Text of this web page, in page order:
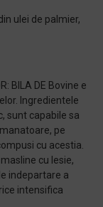
ulei de palmier,
BILA DE Bovine e
Ingredientele
sunt capabile sa
pe
cu acestia.
cu lesie,
indepartare a
intensifica